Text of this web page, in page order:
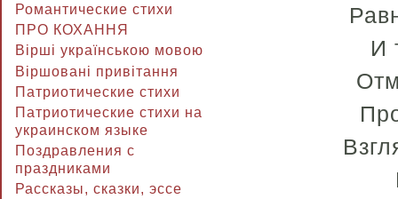
Романтические стихи
ПРО КОХАННЯ
Вірші українською мовою
Віршовані привітання
Патриотические стихи
Патриотические стихи на
украинском языке
Поздравления с
праздниками
Рассказы, сказки, эссе
И